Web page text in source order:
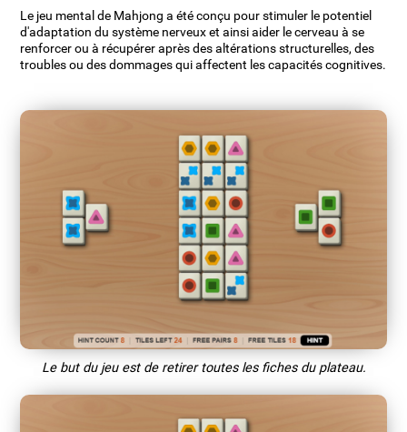
Le jeu mental de Mahjong a été conçu pour stimuler le potentiel
d'adaptation du système nerveux et ainsi aider le cerveau à se
renforcer ou à récupérer après des altérations structurelles, des
troubles ou des dommages qui affectent les capacités cognitives.
Le but du jeu est de retirer toutes les fiches du plateau.